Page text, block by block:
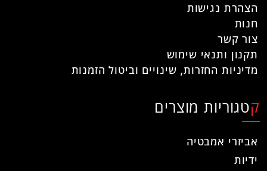
הצהרת נגישות
חנות
צור קשר
תקנון ותנאי שימוש
מדיניות החזרות, שינויים וביטול הזמנות
קטגוריות מוצרים
אביזרי אמבטיה
ידיות